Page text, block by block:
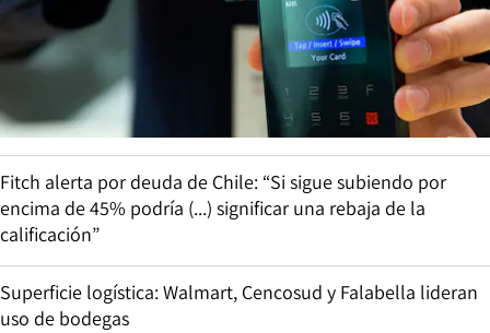
Fitch alerta por deuda de Chile: “Si sigue subiendo por
encima de 45% podría (...) significar una rebaja de la
calificación”
Superficie logística: Walmart, Cencosud y Falabella lideran
uso de bodegas